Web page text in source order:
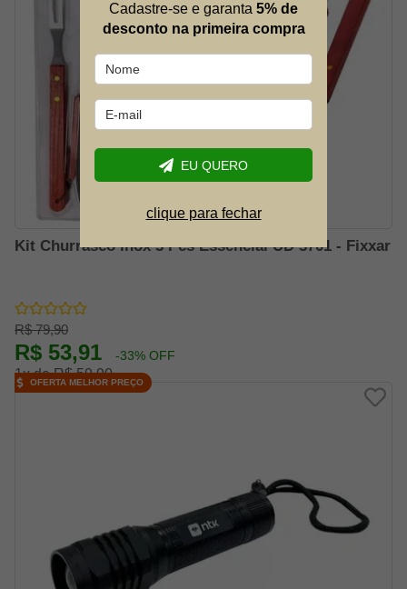
Kit Churrasco Inox 3 Pcs Essencial UD 3701 - Fixxar
R$ 79,90
R$ 53,91 -33% OFF
1x de R$ 59,90
OFERTA MELHOR PREÇO
Cadastre-se e garanta 5% de
desconto na primeira compra
EU QUERO
clique para fechar